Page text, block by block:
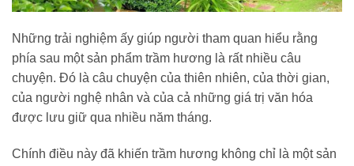
Những trải nghiệm ấy giúp người tham quan hiểu rằng
phía sau một sản phẩm trầm hương là rất nhiều câu
chuyện. Đó là câu chuyện của thiên nhiên, của thời gian,
của người nghệ nhân và của cả những giá trị văn hóa
được lưu giữ qua nhiều năm tháng.
Chính điều này đã khiến trầm hương không chỉ là một sản